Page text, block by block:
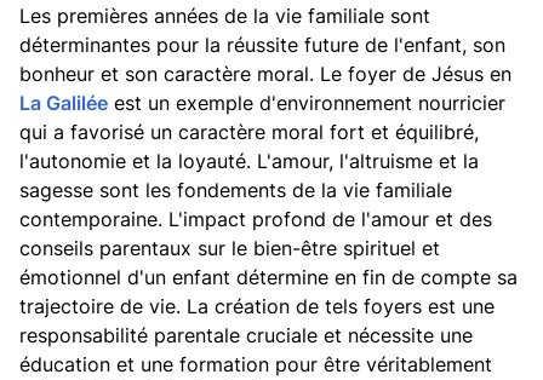
Les premières années de la vie familiale sont
déterminantes pour la réussite future de l'enfant, son
bonheur et son caractère moral. Le foyer de Jésus en
La Galilée est un exemple d'environnement nourricier
qui a favorisé un caractère moral fort et équilibré,
l'autonomie et la loyauté. L'amour, l'altruisme et la
sagesse sont les fondements de la vie familiale
contemporaine. L'impact profond de l'amour et des
conseils parentaux sur le bien-être spirituel et
émotionnel d'un enfant détermine en fin de compte sa
trajectoire de vie. La création de tels foyers est une
responsabilité parentale cruciale et nécessite une
éducation et une formation pour être véritablement